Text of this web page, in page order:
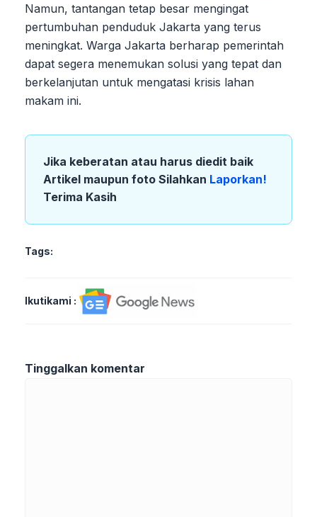
Namun, tantangan tetap besar mengingat
pertumbuhan penduduk Jakarta yang terus
meningkat. Warga Jakarta berharap pemerintah
dapat segera menemukan solusi yang tepat dan
berkelanjutan untuk mengatasi krisis lahan
makam ini.
Jika keberatan atau harus diedit baik
Artikel maupun foto Silahkan Laporkan!
Terima Kasih
Tags:
Ikutikami :
Tinggalkan komentar